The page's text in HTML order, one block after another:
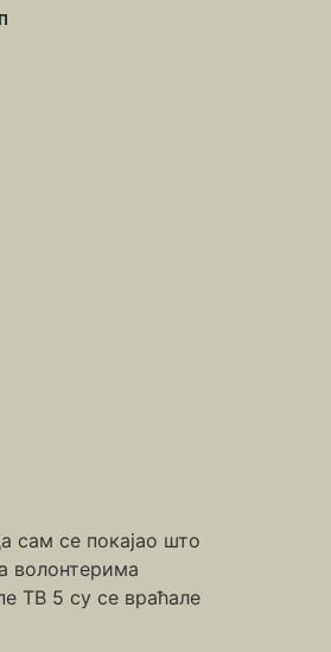
сам се покајао што
волонтерима
ТВ 5 су се враћале